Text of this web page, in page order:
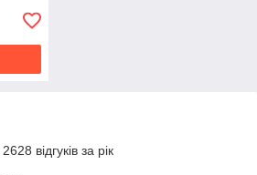
відгуків за рік